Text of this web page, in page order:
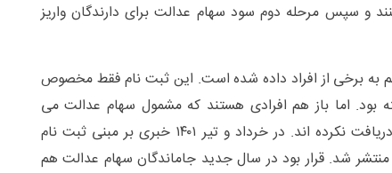
و سپس مرحله دوم سود سهام عدالت برای دارندگان واریز
به برخی از افراد داده شده است. این ثبت نام فقط مخصوص
بود. اما باز هم افرادی هستند که مشمول سهام عدالت می
شوند، اما هنوز سهامی دریافت نکرده اند. در خرداد و تیر ۱۴۰۱ خبری بر مبنی ثبت نام
شد. قرار بود در سال جدید جاماندگان سهام عدالت هم